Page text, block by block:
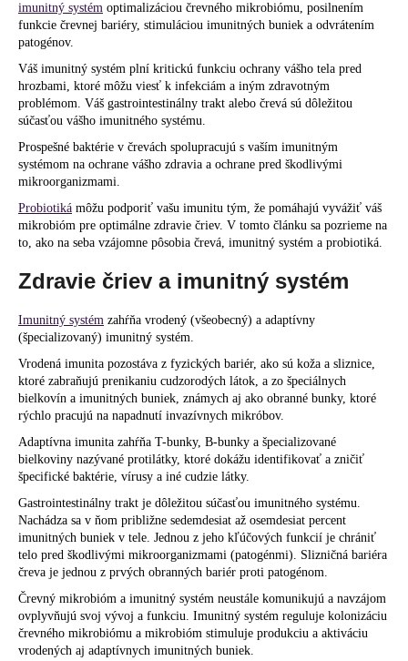
imunitný systém optimalizáciou črevného mikrobiómu, posilnením
funkcie črevnej bariéry, stimuláciou imunitných buniek a odvrátením
patogénov.
Váš imunitný systém plní kritickú funkciu ochrany vášho tela pred
hrozbami, ktoré môžu viesť k infekciám a iným zdravotným
problémom. Váš gastrointestinálny trakt alebo črevá sú dôležitou
súčasťou vášho imunitného systému.
Prospešné baktérie v črevách spolupracujú s vaším imunitným
systémom na ochrane vášho zdravia a ochrane pred škodlivými
mikroorganizmami.
Probiotiká môžu podporiť vašu imunitu tým, že pomáhajú vyvážiť váš
mikrobióm pre optimálne zdravie čriev. V tomto článku sa pozrieme na
to, ako na seba vzájomne pôsobia črevá, imunitný systém a probiotiká.
Zdravie čriev a imunitný systém
Imunitný systém zahŕňa vrodený (všeobecný) a adaptívny
(špecializovaný) imunitný systém.
Vrodená imunita pozostáva z fyzických bariér, ako sú koža a sliznice,
ktoré zabraňujú prenikaniu cudzorodých látok, a zo špeciálnych
bielkovín a imunitných buniek, známych aj ako obranné bunky, ktoré
rýchlo pracujú na napadnutí invazívnych mikróbov.
Adaptívna imunita zahŕňa T-bunky, B-bunky a špecializované
bielkoviny nazývané protilátky, ktoré dokážu identifikovať a zničiť
špecifické baktérie, vírusy a iné cudzie látky.
Gastrointestinálny trakt je dôležitou súčasťou imunitného systému.
Nachádza sa v ňom približne sedemdesiat až osemdesiat percent
imunitných buniek v tele. Jednou z jeho kľúčových funkcií je chrániť
telo pred škodlivými mikroorganizmami (patogénmi). Slizničná bariéra
čreva je jednou z prvých obranných bariér proti patogénom.
Črevný mikrobióm a imunitný systém neustále komunikujú a navzájom
ovplyvňujú svoj vývoj a funkciu. Imunitný systém reguluje kolonizáciu
črevného mikrobiómu a mikrobióm stimuluje produkciu a aktiváciu
vrodených aj adaptívnych imunitných buniek.
HĽADAŤ
O
d
p
o
r
ú
č
a
m
e